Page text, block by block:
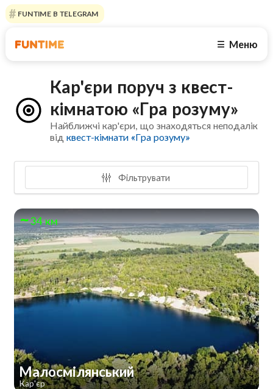
FUNTIME В TELEGRAM
☰ Меню
Кар'єри поруч з квест-
кімнатою «Гра розуму»
Найближчі кар'єри, що знаходяться неподалік
відквест-кімнати «Гра розуму»
Фільтрувати
34 км
Малосмілянський
Кар'єр